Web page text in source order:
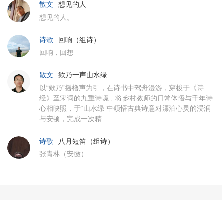
散文 想见的人
想见的人。
诗歌 回响（组诗）
回响，回想
散文 欸乃一声山水绿
以“欸乃”摇橹声为引，在诗书中驾舟漫游，穿梭于《诗
经》至宋词的九重诗境，将乡村教师的日常体悟与千年诗
心相映照，于“山水绿”中领悟古典诗意对漂泊心灵的浸润
与安顿，完成一次精
诗歌 八月短笛（组诗）
张青林（安徽）